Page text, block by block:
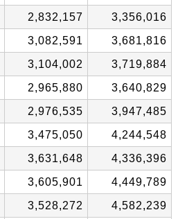
2,832,157
3,356,016
3,082,591
3,681,816
3,104,002
3,719,884
2,965,880
3,640,829
2,976,535
3,947,485
3,475,050
4,244,548
3,631,648
4,336,396
3,605,901
4,449,789
3,528,272
4,582,239